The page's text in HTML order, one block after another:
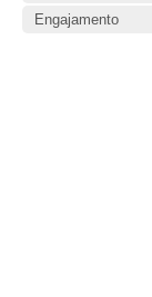
Engajamento